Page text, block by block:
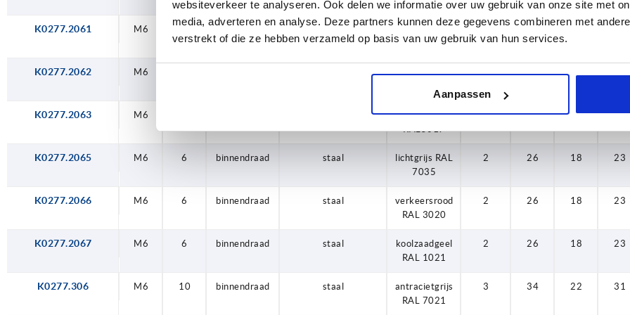
websiteverkeer te analyseren. Ook delen we informatie over uw gebruik van onze site met
media, adverteren en analyse. Deze partners kunnen deze gegevens combineren met
verstrekt of die ze hebben verzameld op basis van uw gebruik van hun services.
Aanpassen
K0277.2061 M6 6 binnendraad staal
oranje RAL
2004
2 26 18 23
K0277.2062 M6
signaalgroen
2 26
K0277.2063 M6
blauw
RAL5017
2 26 18 23
K0277.2065 M6 6 binnendraad staal
lichtgrijs RAL
7035
2 26 18 23
K0277.2066 M6 6 binnendraad staal
verkeersrood
RAL 3020
2 26 18 23
K0277.2067 M6 6 binnendraad staal
koolzaadgeel
RAL 1021
2 26 18 23
K0277.306 M6 10 binnendraad staal
antracietgrijs
RAL 7021
3 34 22 31